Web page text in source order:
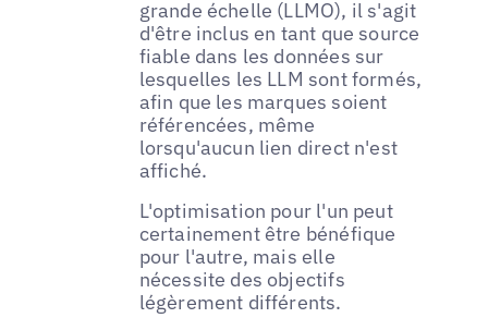
grande échelle (LLMO), il s'agit
d'être inclus en tant que source
fiable dans les données sur
lesquelles les LLM sont formés,
afin que les marques soient
référencées, même
lorsqu'aucun lien direct n'est
affiché.
L'optimisation pour l'un peut
certainement être bénéfique
pour l'autre, mais elle
nécessite des objectifs
légèrement différents.